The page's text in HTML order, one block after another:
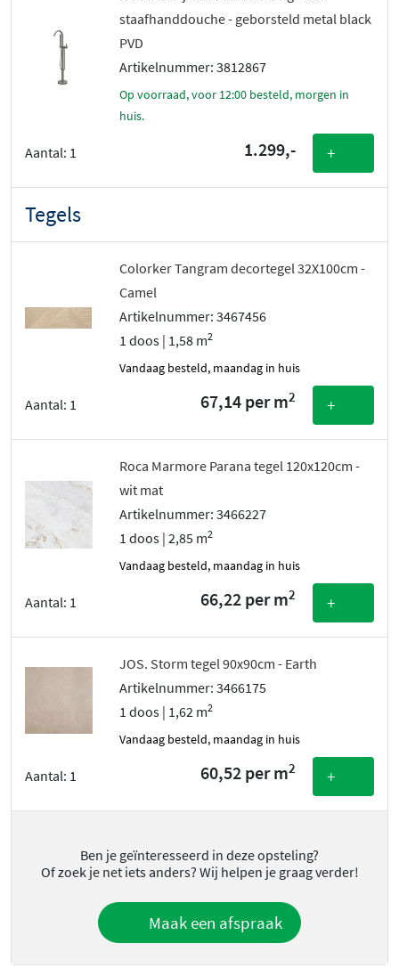
staafhanddouche - geborsteld metal black
PVD
Artikelnummer: 3812867
Op voorraad, voor 12:00 besteld, morgen in
huis.
Aantal: 1 1.299,- +
Tegels
Colorker Tangram decortegel 32X100cm -
Camel
Artikelnummer: 3467456
1 doos | 1,58 m2
vandaag besteld, maandag in huis
Aantal: 1 67,14 per m2 +
Roca Marmore Parana tegel 120x120cm -
wit mat
Artikelnummer: 3466227
1 doos | 2,85 m2
vandaag besteld, maandag in huis
Aantal: 1 66,22 per m2 +
JOS. Storm tegel 90x90cm - Earth
Artikelnummer: 3466175
1 doos | 1,62 m2
vandaag besteld, maandag in huis
Aantal: 1 60,52 per m2 +
Ben je geïnteresseerd in deze opsteling?
Of zoek je net iets anders? Wij helpen je graag verder!
Maak een afspraak